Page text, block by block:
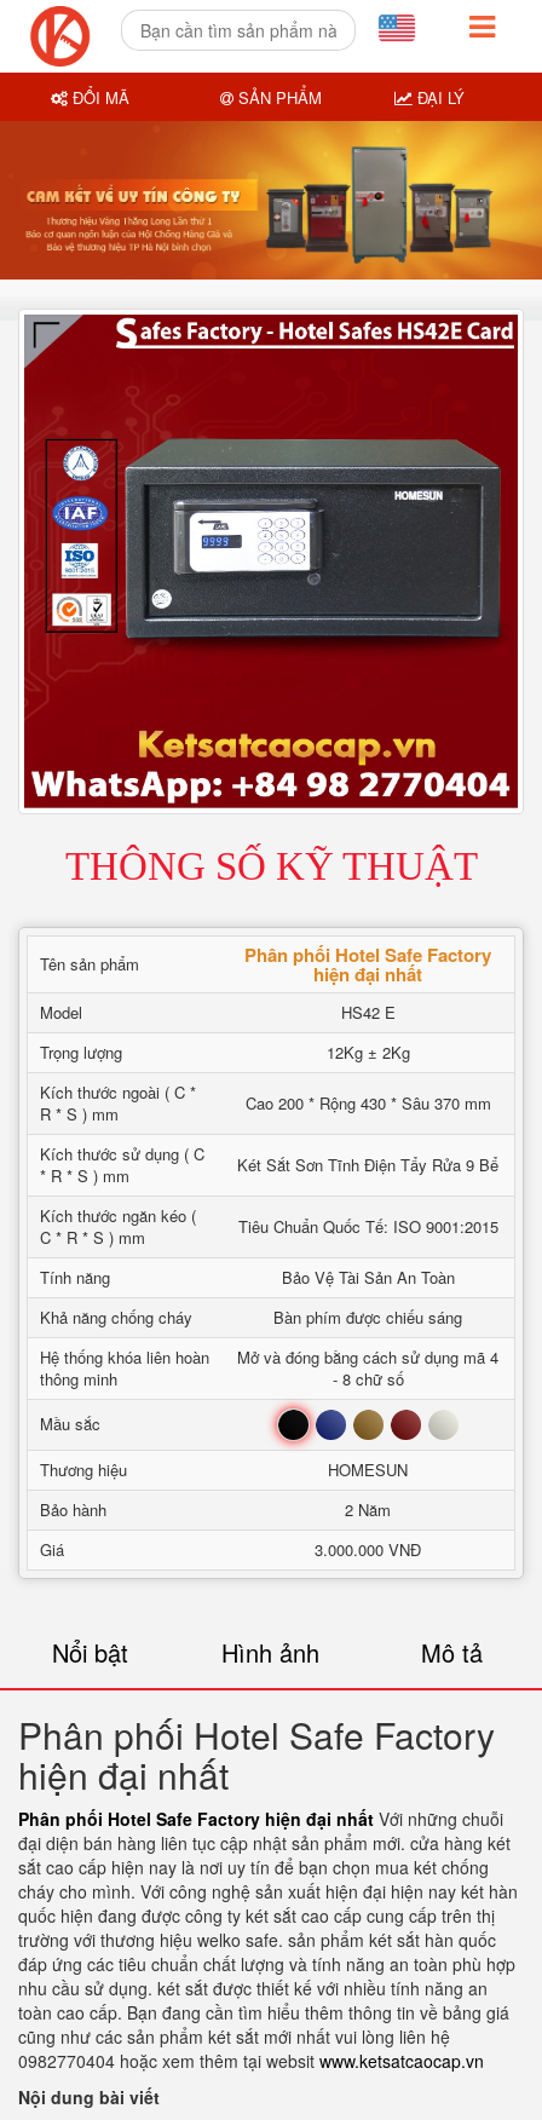
THÔNG SỐ KỸ THUẬT
Tên sản phẩm Phân phối Hotel Safe Factory
hiện đại nhất
Model
HS42 E
Trọng lượng
12Kg ± 2Kg
Kích thước ngoài ( C *
R * S ) mm
Cao 200 * Rộng 430 * Sâu 370 mm
Kích thước sử dụng ( C
* R * S ) mm
Két Sắt Sơn Tĩnh Điện Tẩy Rửa 9 Bể
Kích thước ngăn kéo (
C * R * S ) mm
Tiêu Chuẩn Quốc Tế: ISO 9001:2015
Tính năng
Bảo Vệ Tài Sản An Toàn
Khả năng chống cháy
Bàn phím được chiếu sáng
Hệ thống khóa liên hoàn
thông minh
Mở và đóng bằng cách sử dụng mã 4
- 8 chữ số
Mầu sắc
Đen Xanh Nâu Đỏ Trắng
Thương hiệu
HOMESUN
Bảo hành
2 Năm
Giá
3.000.000 VNĐ
Nổi bật Hình ảnh Mô tả
Phân phối Hotel Safe Factory
hiện đại nhất
Phân phối Hotel Safe Factory hiện đại nhất Với những chuỗi
đại diện bán hàng liên tục cập nhật sản phẩm mới. cửa hàng két
sắt cao cấp hiện nay là nơi uy tín để bạn chọn mua két chống
cháy cho mình. Với công nghệ sản xuất hiện đại hiện nay két hàn
quốc hiện đang được công ty két sắt cao cấp cung cấp trên thị
trường với thương hiệu welko safe. sản phẩm két sắt hàn quốc
đáp ứng các tiêu chuẩn chất lượng và tính năng an toàn phù hợp
nhu cầu sử dụng. két sắt được thiết kế với nhiều tính năng an
toàn cao cấp. Bạn đang cần tìm hiểu thêm thông tin về bảng giá
cũng như các sản phẩm két sắt mới nhất vui lòng liên hệ
0982770404 hoặc xem thêm tại websit www.ketsatcaocap.vn
Nội dung bài viết
ĐỔI MÃ SẢN PHẨM ĐẠI LÝ